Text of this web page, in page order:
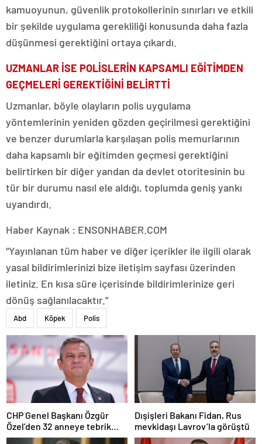
kamuoyunun, güvenlik protokollerinin sınırları ve etkili
bir şekilde uygulama gerekliliği konusunda daha fazla
düşünmesi gerektiğini ortaya çıkardı.
UZMANLAR İSE POLİSLERİN KAPSAMLI EĞİTİMDEN
GEÇMELERİ GEREKTİĞİNİ BELİRTTİ
Uzmanlar, böyle olayların polis uygulama
yöntemlerinin yeniden gözden geçirilmesi gerektiğini
ve benzer durumlarla karşılaşan polis memurlarının
daha kapsamlı bir eğitimden geçmesi gerektiğini
belirtirken bir diğer yandan da devlet otoritesinin bu
tür bir durumu nasıl ele aldığı, toplumda geniş yankı
uyandırdı.
Haber Kaynak : ENSONHABER.COM
“Yayınlanan tüm haber ve diğer içerikler ile ilgili olarak
yasal bildirimlerinizi bize iletişim sayfası üzerinden
iletiniz. En kısa süre içerisinde bildirimlerinize geri
dönüş sağlanılacaktır.”
Abd Köpek Polis
CHP Genel Başkanı Özgür
Özel’den 32 anneye tebrik
telefonu
Dışişleri Bakanı Fidan, Rus
mevkidaşı Lavrov’la görüştü